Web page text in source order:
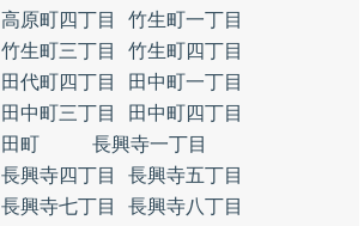
高原町四丁目
竹生町一丁目
竹生町三丁目
竹生町四丁目
田代町四丁目
田中町一丁目
田中町三丁目
田中町四丁目
田町
長興寺一丁目
長興寺四丁目
長興寺五丁目
長興寺七丁目
長興寺八丁目